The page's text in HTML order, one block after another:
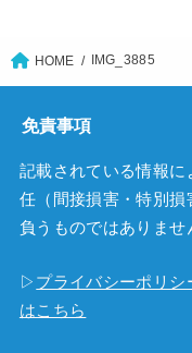
HOME IMG_3885
免責事項
記載されている情報
任（間接損害・特別
負うものではありませ
▷ プライバシーポリシ
はこちら